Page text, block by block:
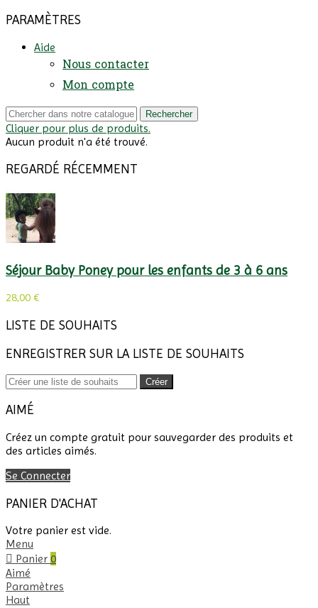
PARAMÈTRES
Aide
Nous contacter
Mon compte
Rechercher
Cliquer pour plus de produits.
Aucun produit n'a été trouvé.
REGARDÉ RÉCEMMENT
Séjour Baby Poney pour les enfants de 3 à 6 ans
28,00 €
LISTE DE SOUHAITS
ENREGISTRER SUR LA LISTE DE SOUHAITS
Créer
AIMÉ
Créez un compte gratuit pour sauvegarder des produits et
des articles aimés.
Se Connecter
PANIER D'ACHAT
Votre panier est vide.
Menu
Panier 0
Aimé
Paramètres
Haut